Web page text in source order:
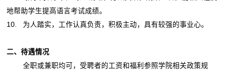
地帮助学生提高语言考试成绩。
10. 为人踏实，工作认真负责，积极主动，具有较强的事业心。
二、待遇情况
全职或兼职均可，受聘者的工资和福利参照学院相关政策规